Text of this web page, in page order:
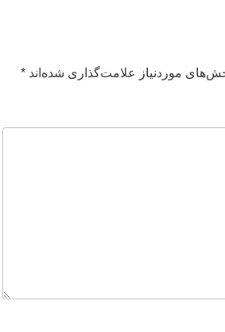
موردنیاز علامت‌گذاری شده‌اند *